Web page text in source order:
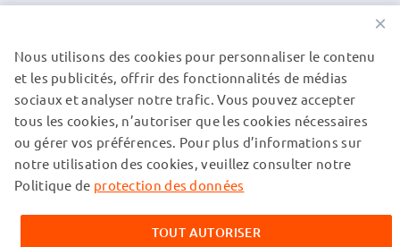
pleinement à vos attentes
Service client gratuit :service client gratuit et à
l’écoute par téléphone du lundi au vendredi de 10h à
18h ou par e-mail
NOS PARTENAIRES DE LIVRAISON
© subtel.fr 2026
Tous les prix incluent la TVA et excluent les frais de port.
Veuillez noter que toutes les marques citées sont des
mentionnées sur nos pages web uniquement pour fournir des
informations sur nos produits.
×
Nous utilisons des cookies pour personnaliser le contenu
et les publicités, offrir des fonctionnalités de médias
sociaux et analyser notre trafic. Vous pouvez accepter
tous les cookies, n’autoriser que les cookies nécessaires
ou gérer vos préférences. Pour plus d’informations sur
notre utilisation des cookies, veuillez consulter notre
Politique de protection des données
TOUT AUTORISER